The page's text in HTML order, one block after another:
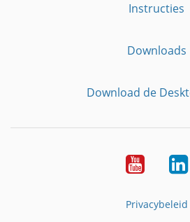
Instructies
Downloads
Download de
YouTube
Privacybeleid